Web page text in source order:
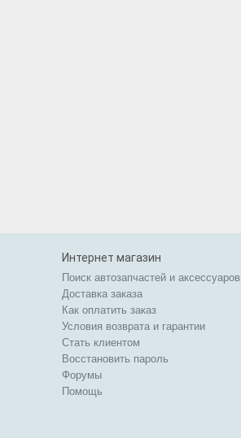
Интернет магазин
Поиск автозапчастей и аксессуаров
Доставка заказа
Как оплатить заказ
Условия возврата и гарантии
Стать клиентом
Восстановить пароль
Форумы
Помощь